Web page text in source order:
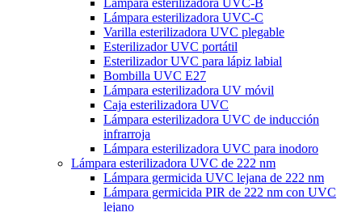
Lámpara esterilizadora UVC-B
Lámpara esterilizadora UVC-C
Varilla esterilizadora UVC plegable
Esterilizador UVC portátil
Esterilizador UVC para lápiz labial
Bombilla UVC E27
Lámpara esterilizadora UV móvil
Caja esterilizadora UVC
Lámpara esterilizadora UVC de inducción
infrarroja
Lámpara esterilizadora UVC para inodoro
Lámpara esterilizadora UVC de 222 nm
Lámpara germicida UVC lejana de 222 nm
Lámpara germicida PIR de 222 nm con UVC
lejano